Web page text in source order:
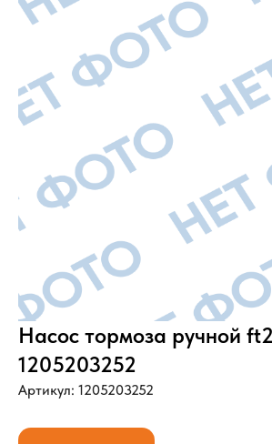
Насос тормоза ручной
1205203252
Артикул: 1205203252